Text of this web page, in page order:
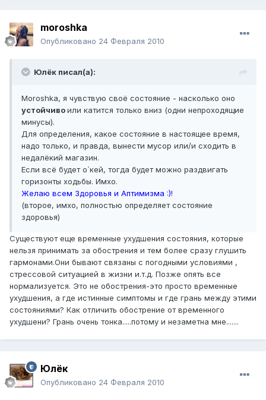
moroshka
Опубликовано 24 Февраля 2010
Юлёк писал(а):
Moroshka, я чувствую своё состояние - насколько оно
устойчивоили катится только вниз (одни непроходящие
минусы).
Для определения, какое состояние в настоящее время,
надо только, и правда, вынести мусор или/и cходить в
недалёкий магазин.
Если всё будет о`кей, тогда будет можно раздвигать
горизонты ходьбы. Имхо.
Желаю всем Здоровья и Аптимизма :)!
(второе, имхо, полностью определяет состояние
здоровья)
Существуют еще временные ухудшения состояния, которые
нельзя принимать за обострения и тем более сразу глушить
гармонами.Они бывают связаны с погодными условиями ,
стрессовой ситуацией в жизни и.т.д. Позже опять все
нормализуется. Это не обострения-это просто временные
ухудшения, а где истинные симптомы и где грань между этими
состояниями? Как отличить обострение от временного
ухудшени? Грань очень тонка.....потому и незаметна мне.......
Юлёк
Опубликовано 24 Февраля 2010